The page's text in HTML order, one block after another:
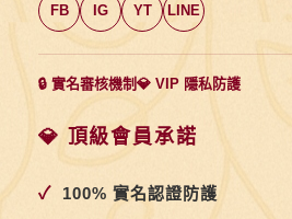
FB IG YT LINE
🔒 實名審核機制💎 VIP 隱私防護
💎 頂級會員承諾
✓ 100% 實名認證防護